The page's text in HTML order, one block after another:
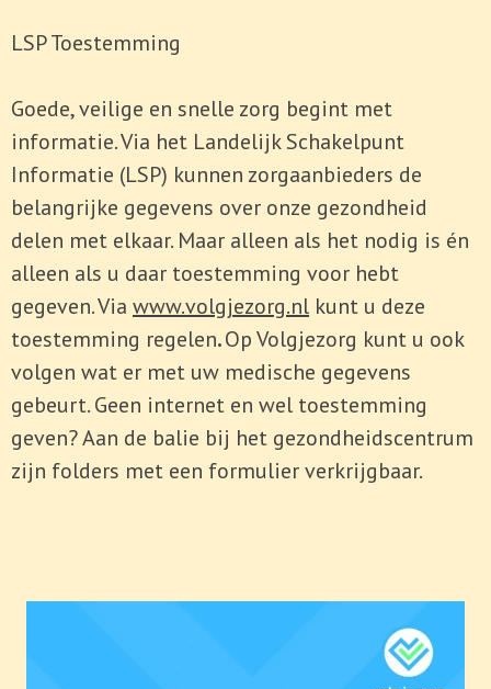
LSP Toestemming
Goede, veilige en snelle zorg begint met
informatie. Via het Landelijk Schakelpunt
Informatie (LSP) kunnen zorgaanbieders de
belangrijke gegevens over onze gezondheid
delen met elkaar. Maar alleen als het nodig is én
alleen als u daar toestemming voor hebt
gegeven. Via www.volgjezorg.nl kunt u deze
toestemming regelen.Op Volgjezorg kunt u ook
volgen wat er met uw medische gegevens
gebeurt. Geen internet en wel toestemming
geven? Aan de balie bij het gezondheidscentrum
zijn folders met een formulier verkrijgbaar.